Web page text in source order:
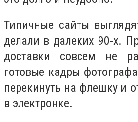
Типичные сайты
делали в далеких 90-х.
доставки совсем не
готовые кадры
перекинуть на флешку и
в электронке.